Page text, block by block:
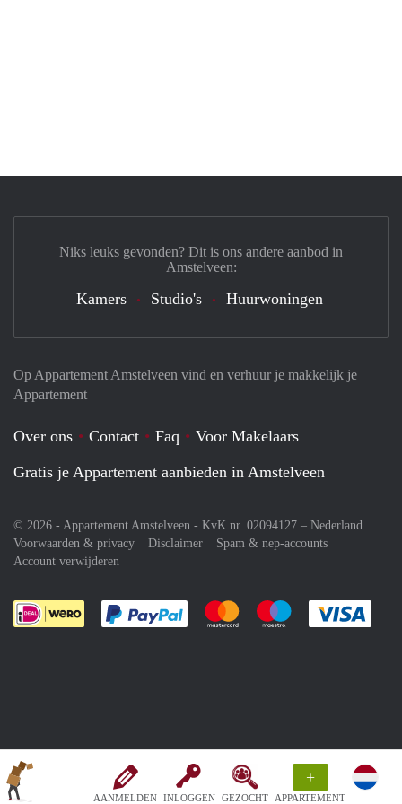
AANMELDEN INLOGGEN GEZOCHT
+
APPARTEMENT
Op Appartement Amstelveen vind en verhuur je makkelijk je
Appartement
Over ons Contact Faq
Voor Makelaars
Gratis je Appartement aanbieden in Amstelveen
© 2026 - Appartement Amstelveen - KvK nr. 02094127 – Nederland
Voorwaarden & privacy
Disclaimer
Spam & nep-accounts
Account verwijderen
Je rekent gemakkelijk af met Paypal
Je rekent gemakkelijk af met
Je rekent
Niks leuks gevonden? Dit is ons andere aanbod in
Amstelveen:
Kamers Studio's Huurwoningen